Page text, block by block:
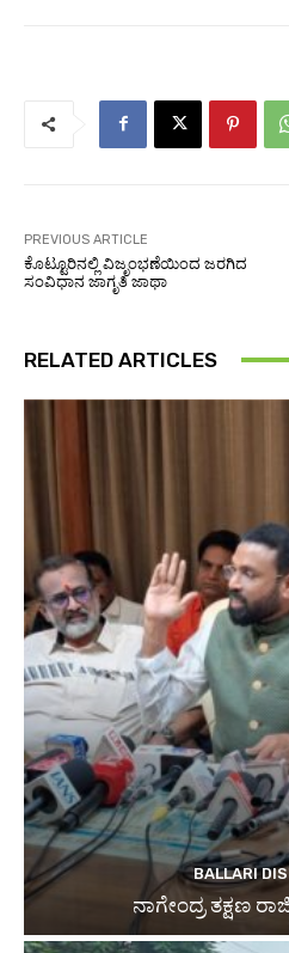
PREVIOUS ARTICLE
ಕೊಟ್ಟೂರಿನಲ್ಲಿ ವಿಜೃಂಭಣೆಯಿಂದ ಜರಗಿದ
ಸಂವಿಧಾನ ಜಾಗೃತಿ ಜಾಥಾ
RELATED ARTICLES
BALLARI
ನಾಗೇಂದ್ರ ತಕ್ಷಣ